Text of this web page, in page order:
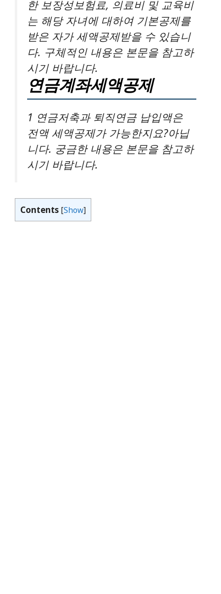
한 보장성보험료, 의료비 및 교육비
는 해당 자녀에 대하여 기본공제를
받은 자가 세액공제받을 수 있습니
다. 구체적인 내용은 본문을 참고하
시기 바랍니다.
연금계좌세액공제
1 연금저축과 퇴직연금 납입액은
전액 세액공제가 가능한지요?아닙
니다. 궁금한 내용은 본문을 참고하
시기 바랍니다.
Contents [Show]